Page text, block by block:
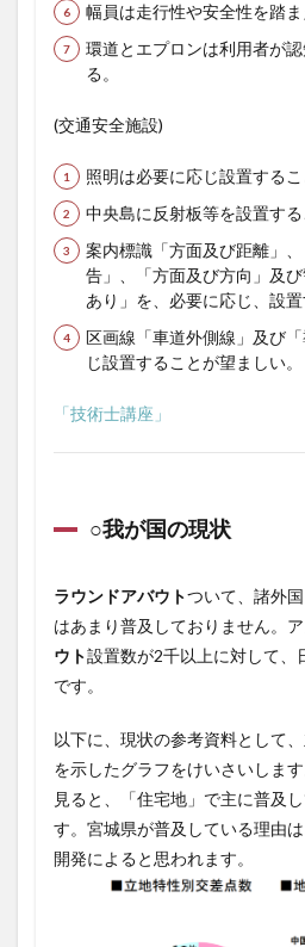
幅員は走行性や安全性を踏ま
環道とエプロンは利用者が
る。
(交通安全施設)
照明は必要に応じ設置するこ
中央島に反射板等を設置する
案内標識「方面及び距離」
告」、「方面及び方向」及
あり」を、必要に応じ、設置
区画線「車道外側線」及び
じ設置することが望ましい。
「技術士講座」
○我が国の現状
ラウンドアバウトついて、諸外
はあまり普及しておりません。
ウト設置数が2千以上に対して、
です。
以下に、現状の参考資料として
を示したグラフをけいさいしま
見ると、「住宅地」で主に普及
す。宮城県が普及している理由
開発によると思われます。